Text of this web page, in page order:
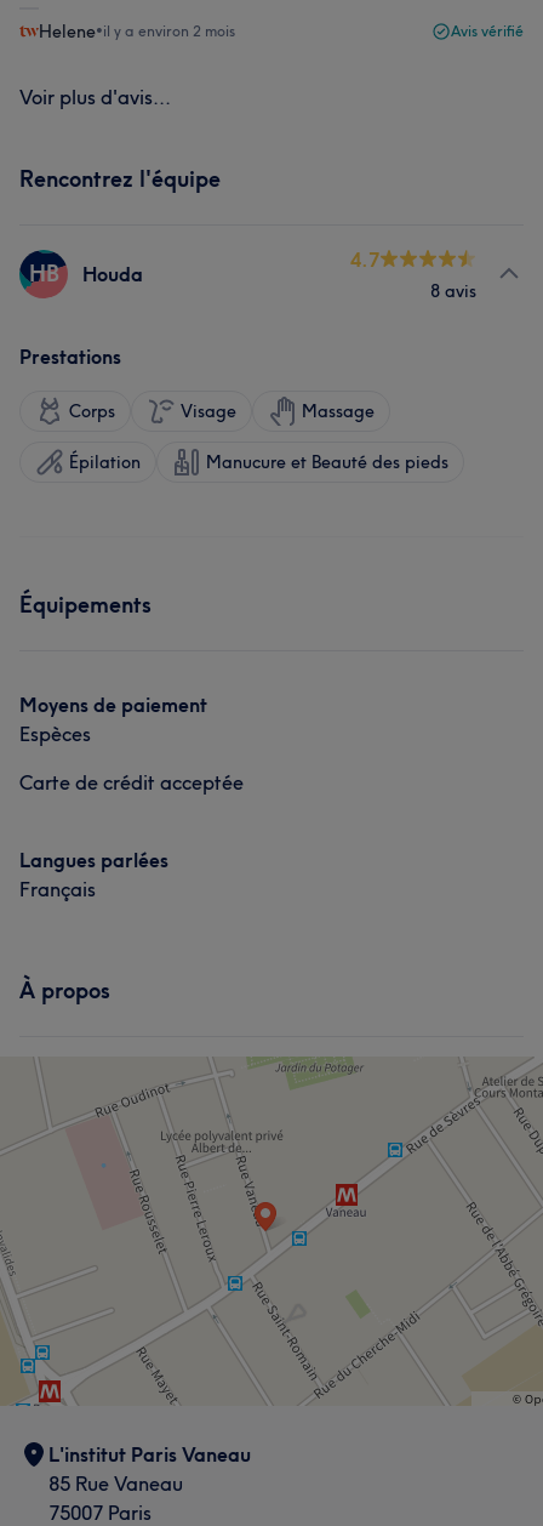
Helene•il y a environ 2 mois Avis vérifié
Voir plus d'avis...
Rencontrez l'équipe
HB Houda
4.7
8 avis
Prestations
Corps Visage Massage
Épilation Manucure et Beauté des pieds
Équipements
Moyens de paiement
Espèces
Carte de crédit acceptée
Langues parlées
Français
À propos
L'institut Paris Vaneau
85 Rue Vaneau
75007 Paris